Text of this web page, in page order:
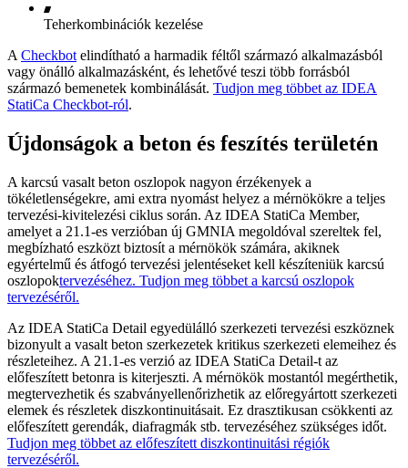
Teherkombinációk kezelése
A Checkbot elindítható a harmadik féltől származó alkalmazásból
vagy önálló alkalmazásként, és lehetővé teszi több forrásból
származó bemenetek kombinálását. Tudjon meg többet az IDEA
StatiCa Checkbot-ról.
Újdonságok a beton és feszítés területén
A karcsú vasalt beton oszlopok nagyon érzékenyek a
tökéletlenségekre, ami extra nyomást helyez a mérnökökre a teljes
tervezési-kivitelezési ciklus során. Az IDEA StatiCa Member,
amelyet a 21.1-es verzióban új GMNIA megoldóval szereltek fel,
megbízható eszközt biztosít a mérnökök számára, akiknek
egyértelmű és átfogó tervezési jelentéseket kell készíteniük karcsú
oszlopoktervezéséhez. Tudjon meg többet a karcsú oszlopok
tervezéséről.
Az IDEA StatiCa Detail egyedülálló szerkezeti tervezési eszköznek
bizonyult a vasalt beton szerkezetek kritikus szerkezeti elemeihez és
részleteihez. A 21.1-es verzió az IDEA StatiCa Detail-t az
előfeszített betonra is kiterjeszti. A mérnökök mostantól megérthetik,
megtervezhetik és szabványellenőrizhetik az előregyártott szerkezeti
elemek és részletek diszkontinuitásait. Ez drasztikusan csökkenti az
előfeszített gerendák, diafragmák stb. tervezéséhez szükséges időt.
Tudjon meg többet az előfeszített diszkontinuitási régiók
tervezéséről.